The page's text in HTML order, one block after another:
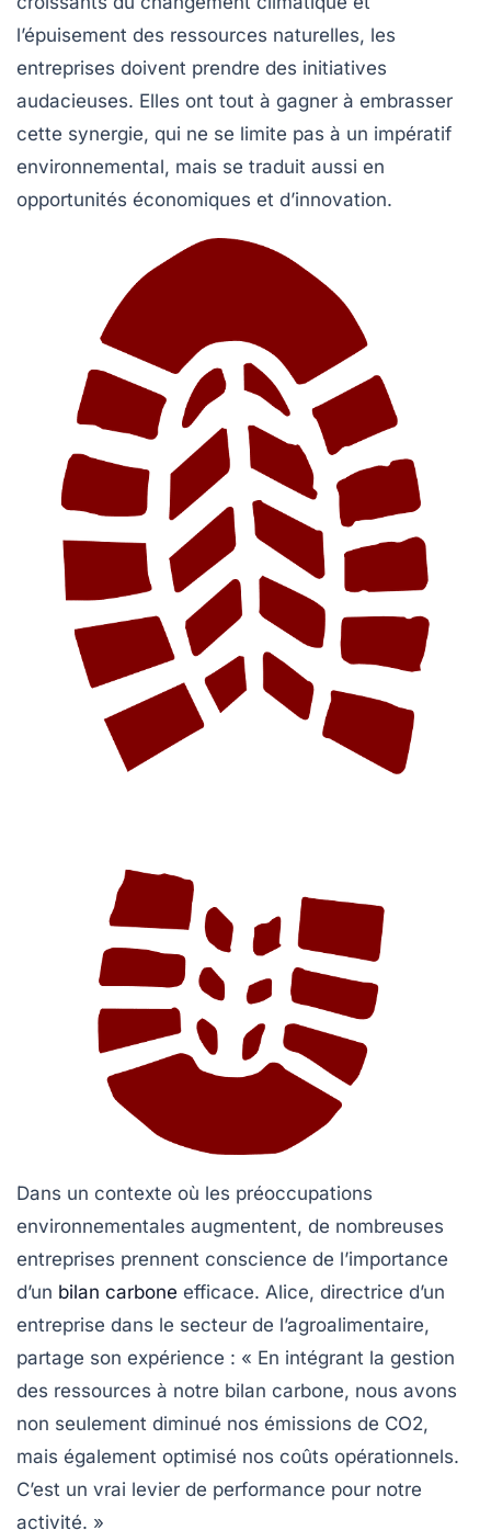
l’épuisement des ressources naturelles, les
entreprises doivent prendre des initiatives
audacieuses. Elles ont tout à gagner à embrasser
cette synergie, qui ne se limite pas à un impératif
environnemental, mais se traduit aussi en
opportunités économiques et d’innovation.
Dans un contexte où les préoccupations
environnementales augmentent, de nombreuses
entreprises prennent conscience de l’importance
d’un bilan carbone efficace. Alice, directrice d’un
entreprise dans le secteur de l’agroalimentaire,
partage son expérience : « En intégrant la gestion
des ressources à notre bilan carbone, nous avons
non seulement diminué nos émissions de CO2,
mais également optimisé nos coûts opérationnels.
C’est un vrai levier de performance pour notre
activité. »